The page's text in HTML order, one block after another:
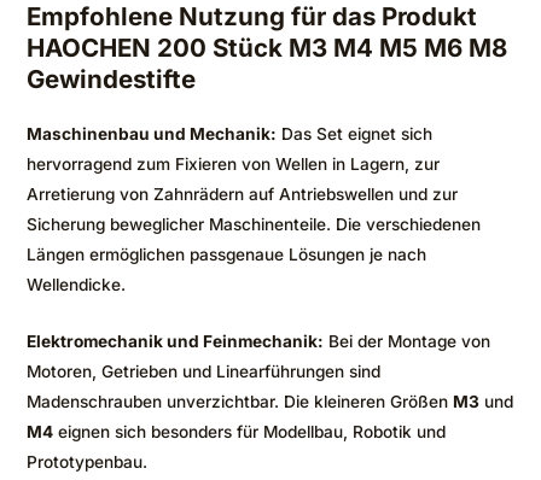
Empfohlene Nutzung für das Produkt
HAOCHEN 200 Stück M3 M4 M5 M6 M8
Gewindestifte
Maschinenbau und Mechanik: Das Set eignet sich
hervorragend zum Fixieren von Wellen in Lagern, zur
Arretierung von Zahnrädern auf Antriebswellen und zur
Sicherung beweglicher Maschinenteile. Die verschiedenen
Längen ermöglichen passgenaue Lösungen je nach
Wellendicke.
Elektromechanik und Feinmechanik: Bei der Montage von
Motoren, Getrieben und Linearführungen sind
Madenschrauben unverzichtbar. Die kleineren Größen M3 und
M4 eignen sich besonders für Modellbau, Robotik und
Prototypenbau.